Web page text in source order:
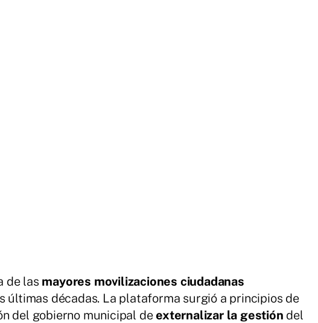
de las mayores movilizaciones ciudadanas
últimas décadas. La plataforma surgió a principios de
del gobierno municipal deexternalizar la gestión del